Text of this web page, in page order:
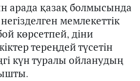
арада қазақ болмысында
мемлекеттік
көрсетпей, діни
тереңдей түсетін
күн туралы ойланудың